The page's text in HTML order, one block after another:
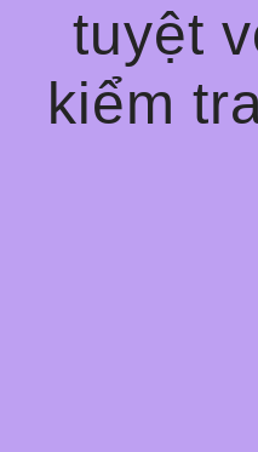
tuyệt
kiểm